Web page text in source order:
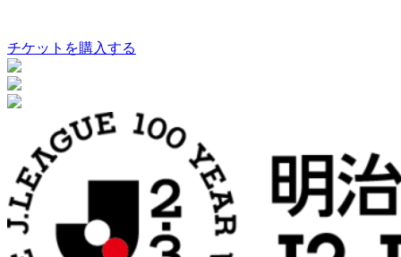
チケットを購入する